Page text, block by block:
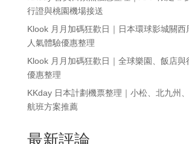
行證與桃園機場接送
Klook 月月加碼狂歡日｜日本環球影城關西
人氣體驗優惠整理
Klook 月月加碼狂歡日｜全球樂園、飯店與
優惠整理
KKday 日本計劃機票整理｜小松、北九州
航班方案推薦
最新評論